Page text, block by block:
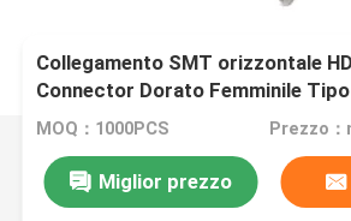
Collegamento SMT orizzontale
Connector Dorato Femminile
MOQ：1000PCS Prezzo
Miglior prezzo